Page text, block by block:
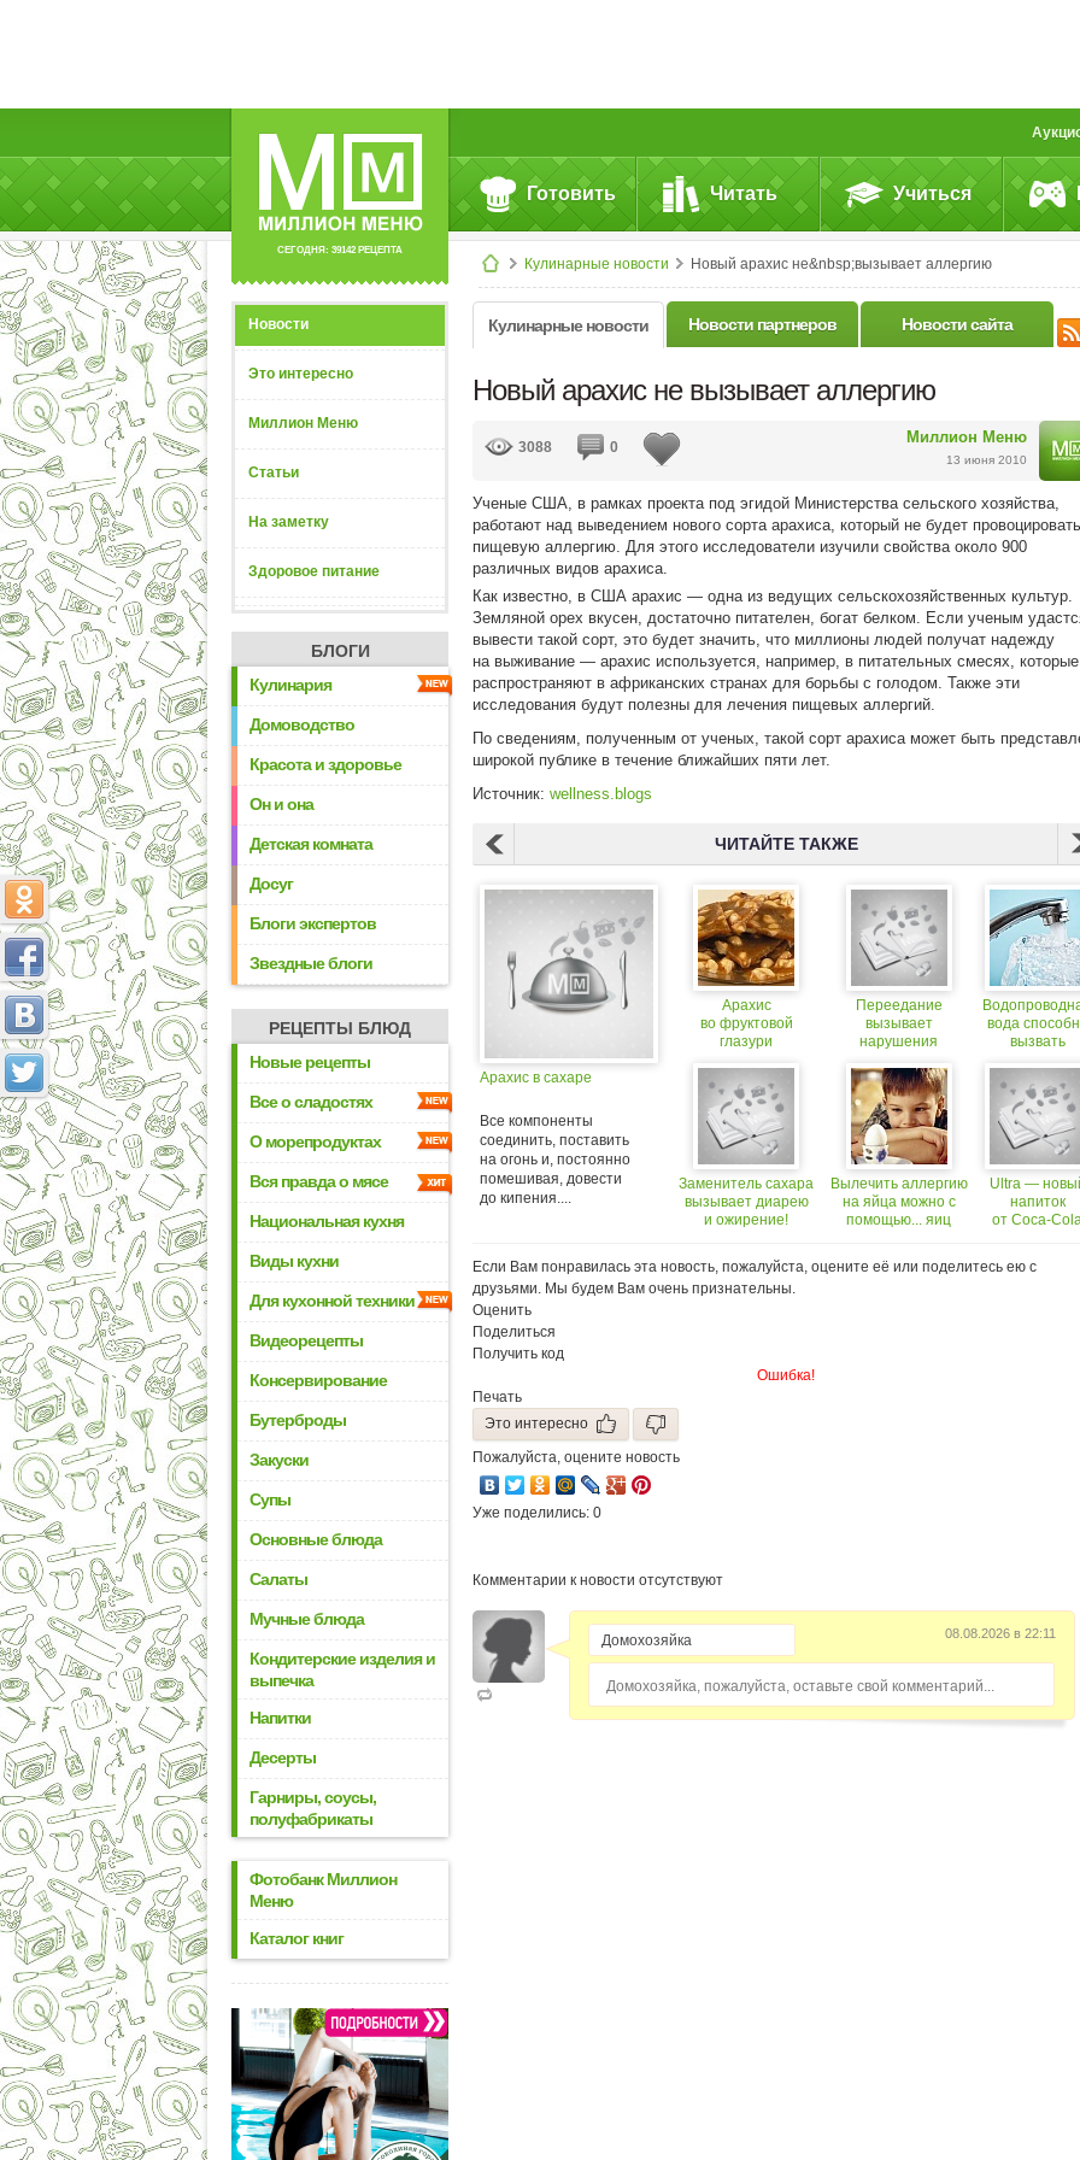
СЕГОДНЯ: 39142 РЕЦЕПТА
Готовить Читать Учиться
Кулинарные новости Новый арахис не&nbsp;вызывает аллергию
Новости
Это интересно
Миллион Меню
Статьи
На заметку
Здоровое питание
БЛОГИ
Кулинария
Домоводство
Красота и здоровье
Он и она
Детская комната
Досуг
Блоги экспертов
Звездные блоги
РЕЦЕПТЫ БЛЮД
Новые рецепты
Все о сладостях
О морепродуктах
Вся правда о мясе
Национальная кухня
Виды кухни
Для кухонной техники
Видеорецепты
Консервирование
Бутерброды
Закуски
Супы
Основные блюда
Салаты
Мучные блюда
Кондитерские изделия и
выпечка
Напитки
Десерты
Гарниры, соусы,
полуфабрикаты
Фотобанк Миллион
Меню
Каталог книг
Кулинарные новости Новости партнеров Новости сайта
Новый арахис не вызывает аллергию
Миллион Меню
13 июня 2010
3088 0
Ученые США, в рамках проекта под эгидой Министерства сельского хозяйства,
работают над выведением нового сорта арахиса, который не будет провоцировать
пищевую аллергию. Для этого исследователи изучили свойства около 900
различных видов арахиса.
Как известно, в США арахис — одна из ведущих сельскохозяйственных культур.
Земляной орех вкусен, достаточно питателен, богат белком. Если ученым
вывести такой сорт, это будет значить, что миллионы людей получат надежду
на выживание — арахис используется, например, в питательных смесях, которые
распространяют в африканских странах для борьбы с голодом. Также эти
исследования будут полезны для лечения пищевых аллергий.
По сведениям, полученным от ученых, такой сорт арахиса может быть
широкой публике в течение ближайших пяти лет.
Источник: wellness.blogs
ЧИТАЙТЕ ТАКЖЕ
Арахис в сахаре
Все компоненты
соединить, поставить
на огонь и, постоянно
помешивая, довести
до кипения....
Арахис
во фруктовой
глазури
Заменитель сахара
вызывает диарею
и ожирение!
Переедание
вызывает
нарушения
Вылечить аллергию
на яйца можно с
помощью... яиц
вода
вызвать
Ultra —
напиток
от Coca-
Если Вам понравилась эта новость, пожалуйста, оцените её или поделитесь ею с
друзьями. Мы будем Вам очень признательны.
Оценить
Поделиться
Получить код
Ошибка!
Печать
Это интересно
Пожалуйста, оцените новость
Уже поделились: 0
Комментарии к новости отсутствуют
08.08.2026 в 22:11
Домохозяйка, пожалуйста, оставьте свой комментарий...